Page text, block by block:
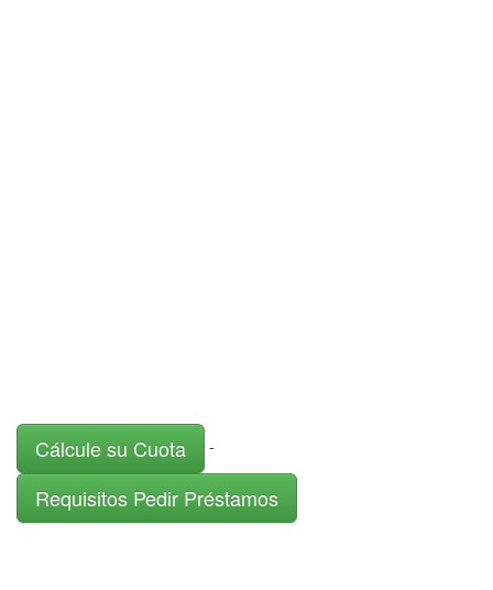
Cálcule su Cuota -
Requisitos Pedir Préstamos